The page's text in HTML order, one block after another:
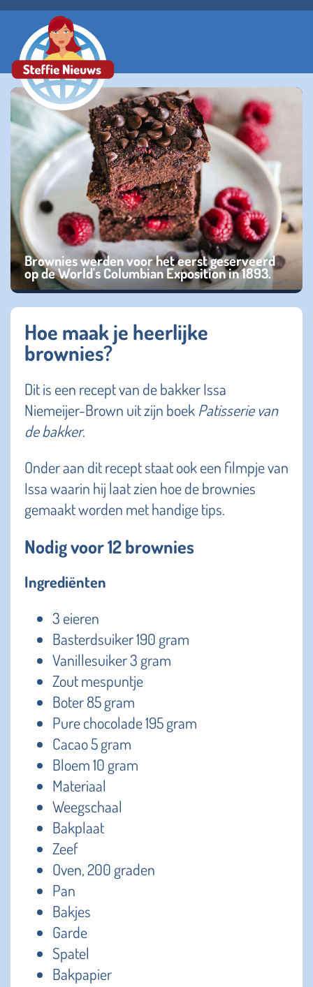
Brownies werden voor het eerst geserveerd
op de World's Columbian Exposition in 1893.
Hoe maak je heerlijke
brownies?
Dit is een recept van de bakker Issa
Niemeijer-Brown uit zijn boek Patisserie van
de bakker.
Onder aan dit recept staat ook een filmpje van
Issa waarin hij laat zien hoe de brownies
gemaakt worden met handige tips.
Nodig voor 12 brownies
Ingrediënten
3 eieren
Basterdsuiker 190 gram
Vanillesuiker 3 gram
Zout mespuntje
Boter 85 gram
Pure chocolade 195 gram
Cacao 5 gram
Bloem 10 gram
Materiaal
Weegschaal
Bakplaat
Zeef
Oven, 200 graden
Pan
Bakjes
Garde
Spatel
Bakpapier